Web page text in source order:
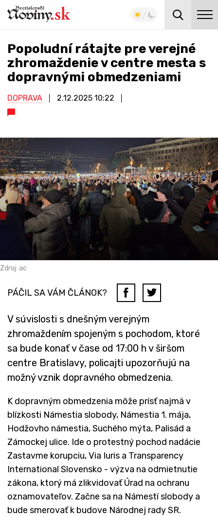
Popoludní rátajte pre verejné
zhromaždenie v centre mesta s
dopravnými obmedzeniami
DOPRAVA 2.12.2025 10:22
Zdroj: ac
PÁČIL SA VÁM ČLÁNOK?
V súvislosti s dnešným verejným
zhromaždením spojeným s pochodom, ktoré
sa bude konať v čase od 17:00 h v širšom
centre Bratislavy, policajti upozorňujú na
možný vznik dopravného obmedzenia.
K dopravným obmedzenia môže prísť najmä v
blízkosti Námestia slobody, Námestia 1. mája,
Hodžovho námestia, Suchého mýta, Palisád a
Zámockej ulice. Ide o protestný pochod nadácie
Zastavme korupciu, Via Iuris a Transparency
International Slovensko - výzva na odmietnutie
zákona, ktorý má zlikvidovať Úrad na ochranu
oznamovateľov. Začne sa na Námestí slobody a
bude smerovať k budove Národnej rady SR.